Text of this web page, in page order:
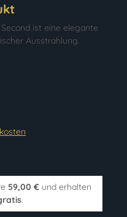
ist eine elegante
Ausstrahlung.
59,00 € und erhalten
.